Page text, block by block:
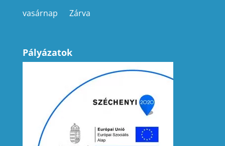
vasárnap
Zárva
Pályázatok